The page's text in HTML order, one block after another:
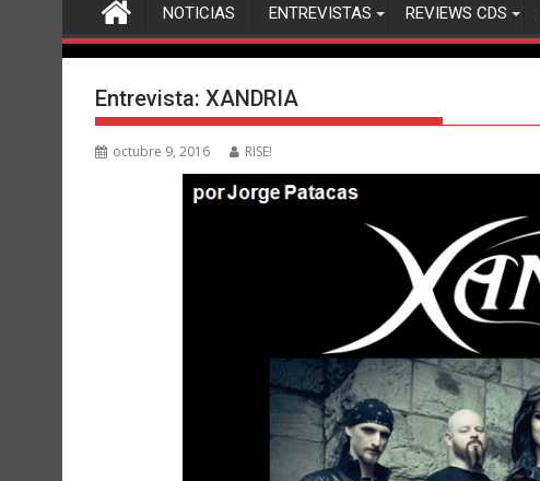
NOTICIAS ENTREVISTAS REVIEWS CDS
Entrevista: XANDRIA
octubre 9, 2016 RISE!